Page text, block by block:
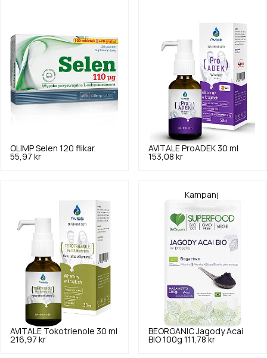
OLIMP Selen 120 flikar.
55,97 kr
AVITALE ProADEK 30 ml
153,08 kr
AVITALE Tokotrienole 30 ml
216,97 kr
Kampanj
BEORGANIC Jagody Acai
BIO 100g 111,78 kr